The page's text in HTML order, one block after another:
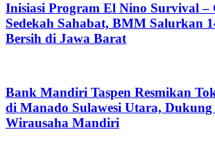
Inisiasi Program El Nino Survival –
Sedekah Sahabat, BMM Salurkan
Bersih di Jawa Barat
Bank Mandiri Taspen Resmikan
di Manado Sulawesi Utara, Dukung
Wirausaha Mandiri